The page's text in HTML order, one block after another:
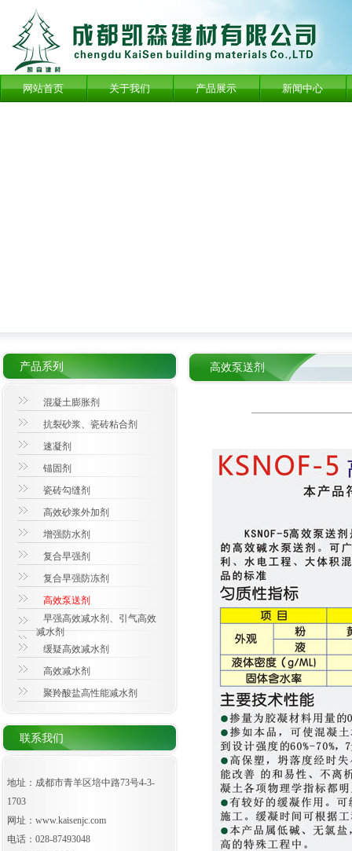
网站首页 关于我们 产品展示 新闻中心
产品系列
混凝土膨胀剂
抗裂砂浆、瓷砖粘合剂
速凝剂
锚固剂
瓷砖勾缝剂
高效砂浆外加剂
增强防水剂
复合早强剂
复合早强防冻剂
高效泵送剂
早强高效减水剂、引气高效
减水剂
缓疑高效减水剂
高效减水剂
聚羚酸盐高性能减水剂
联系我们
地址：成都市青羊区培中路73号4-3-
1703
网址： www.kaisenjc.com
电话：028-87493048
高效泵送剂